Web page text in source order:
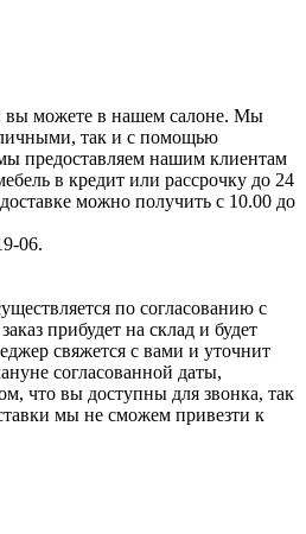
вы можете в нашем салоне. Мы
так и с помощью
предоставляем нашим клиентам
в кредит или рассрочку до 24
можно получить с 10.00 до
06.
по согласованию с
прибудет на склад и будет
свяжется с вами и уточнит
согласованной даты,
что вы доступны для звонка, так
мы не сможем привезти к